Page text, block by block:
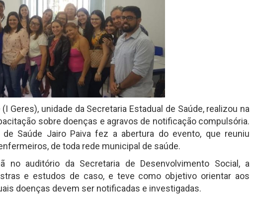
Geres), unidade da Secretaria Estadual de Saúde, realizou na
sobre doenças e agravos de notificação compulsória.
Saúde Jairo Paiva fez a abertura do evento, que reuniu
de toda rede municipal de saúde.
no auditório da Secretaria de Desenvolvimento Social, a
e estudos de caso, e teve como objetivo orientar aos
doenças devem ser notificadas e investigadas.